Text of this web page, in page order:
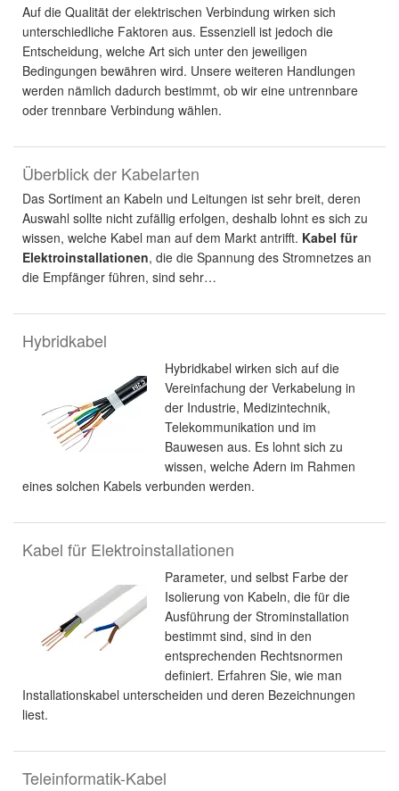
Auf die Qualität der elektrischen Verbindung wirken sich
unterschiedliche Faktoren aus. Essenziell ist jedoch die
Entscheidung, welche Art sich unter den jeweiligen
Bedingungen bewähren wird. Unsere weiteren Handlungen
werden nämlich dadurch bestimmt, ob wir eine untrennbare
oder trennbare Verbindung wählen.
Überblick der Kabelarten
Das Sortiment an Kabeln und Leitungen ist sehr breit, deren
Auswahl sollte nicht zufällig erfolgen, deshalb lohnt es sich zu
wissen, welche Kabel man auf dem Markt antrifft. Kabel für
Elektroinstallationen, die die Spannung des Stromnetzes an
die Empfänger führen, sind sehr…
Hybridkabel
Hybridkabel wirken sich auf die
Vereinfachung der Verkabelung in
der Industrie, Medizintechnik,
Telekommunikation und im
Bauwesen aus. Es lohnt sich zu
wissen, welche Adern im Rahmen
eines solchen Kabels verbunden werden.
Kabel für Elektroinstallationen
Parameter, und selbst Farbe der
Isolierung von Kabeln, die für die
Ausführung der Strominstallation
bestimmt sind, sind in den
entsprechenden Rechtsnormen
definiert. Erfahren Sie, wie man
Installationskabel unterscheiden und deren Bezeichnungen
liest.
Teleinformatik-Kabel